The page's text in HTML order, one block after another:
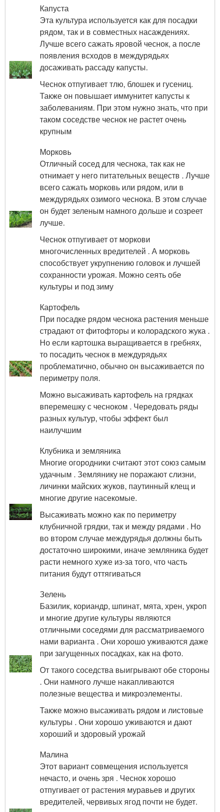
Капуста
Эта культура используется как для посадки
рядом, так и в совместных насаждениях.
Лучше всего сажать яровой чеснок, а после
появления всходов в междурядьях
досаживать рассаду капусты.
Чеснок отпугивает тлю, блошек и гусениц.
Также он повышает иммунитет капусты к
заболеваниям. При этом нужно знать, что при
таком соседстве чеснок не растет очень
крупным
Морковь
Отличный сосед для чеснока, так как не
отнимает у него питательных веществ . Лучше
всего сажать морковь или рядом, или в
междурядьях озимого чеснока. В этом случае
он будет зеленым намного дольше и созреет
лучше.
Чеснок отпугивает от моркови
многочисленных вредителей . А морковь
способствует укрупнению головок и лучшей
сохранности урожая. Можно сеять обе
культуры и под зиму
Картофель
При посадке рядом чеснока растения меньше
страдают от фитофторы и колорадского жука .
Но если картошка выращивается в гребнях,
то посадить чеснок в междурядьях
проблематично, обычно он высаживается по
периметру поля.
Можно высаживать картофель на грядках
вперемешку с чесноком . Чередовать ряды
разных культур, чтобы эффект был
наилучшим
Клубника и земляника
Многие огородники считают этот союз самым
удачным . Землянику не поражают слизни,
личинки майских жуков, паутинный клещ и
многие другие насекомые.
Высаживать можно как по периметру
клубничной грядки, так и между рядами . Но
во втором случае междурядья должны быть
достаточно широкими, иначе земляника будет
расти немного хуже из-за того, что часть
питания будут оттягиваться
Зелень
Базилик, кориандр, шпинат, мята, хрен, укроп
и многие другие культуры являются
отличными соседями для рассматриваемого
нами варианта . Они хорошо уживаются даже
при загущенных посадках, как на фото.
От такого соседства выигрывают обе стороны
. Они намного лучше накапливаются
полезные вещества и микроэлементы.
Также можно высаживать рядом и листовые
культуры . Они хорошо уживаются и дают
хороший и здоровый урожай
Малина
Этот вариант совмещения используется
нечасто, и очень зря . Чеснок хорошо
отпугивает от растения муравьев и других
вредителей, червивых ягод почти не будет.